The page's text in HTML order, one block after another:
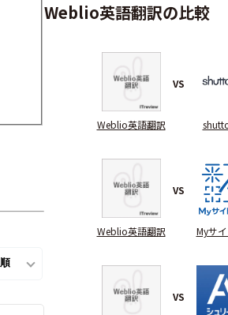
Weblio英語翻訳の比較
Weblio英語翻訳
VS
Weblio英語翻訳
VS
Myサ
VS